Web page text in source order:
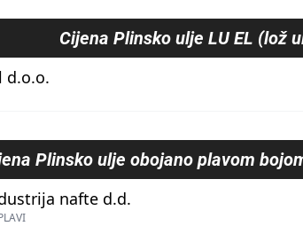
Cijena Plinsko ulje LU EL (lož
d.o.o.
Plinsko ulje obojano plavom
nafte d.d.